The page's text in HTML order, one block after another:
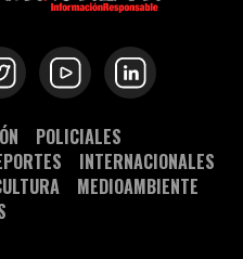
POLICIALES
INTERNACIONALES
MEDIOAMBIENTE